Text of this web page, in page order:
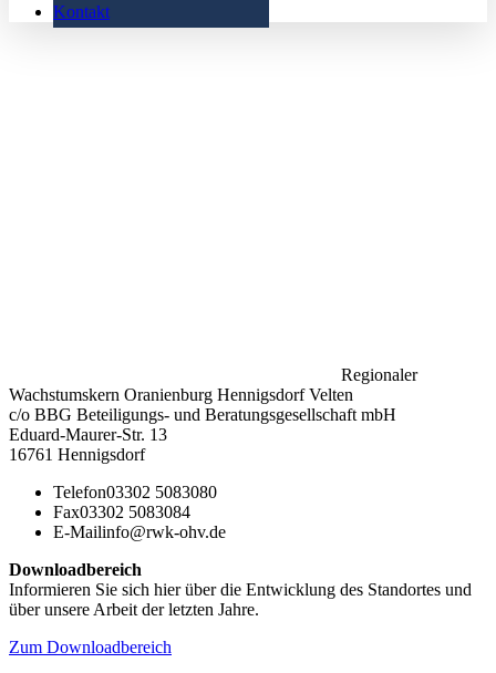
Kontakt
Regionaler
Wachstumskern Oranienburg Hennigsdorf Velten
c/o BBG Beteiligungs- und Beratungsgesellschaft mbH
Eduard-Maurer-Str. 13
16761 Hennigsdorf
Telefon03302 5083080
Fax03302 5083084
E-Mailinfo@rwk-ohv.de
Downloadbereich
Informieren Sie sich hier über die Entwicklung des Standortes und
über unsere Arbeit der letzten Jahre.
Zum Downloadbereich